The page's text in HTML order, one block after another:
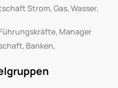
Strom, Gas, Wasser,
Manager
Banken,